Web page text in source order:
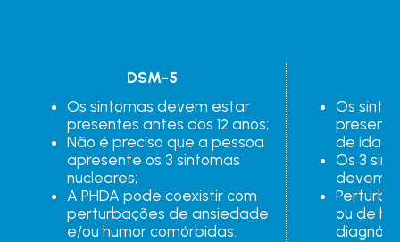
DSM-5
Os sintomas devem estar
presentes antes dos 12 anos;
Não é preciso que a pessoa
apresente os 3 sintomas
nucleares;
A PHDA pode coexistir com
perturbações de ansiedade
e/ou humor comórbidas.
Os
de
Os 3
devem
ou de